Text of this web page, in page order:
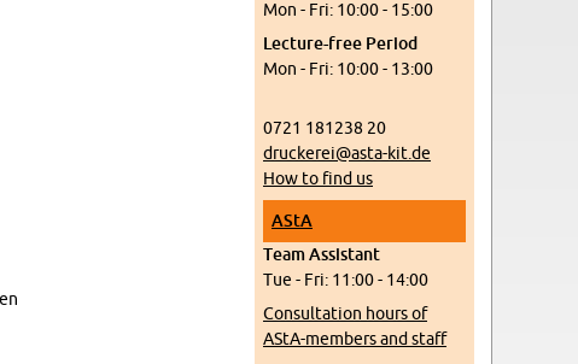
Mon - Fri: 10:00 - 15:00
Lec­ture-free Pe­riod
Mon - Fri: 10:00 - 13:00
0721 181238 20
druckerei@​asta-​kit.​de
How to find us
AStA
Team As­sis­tant
Tue - Fri: 11:00 - 14:00
Con­sul­ta­tion hours of
AStA-mem­bers and staff